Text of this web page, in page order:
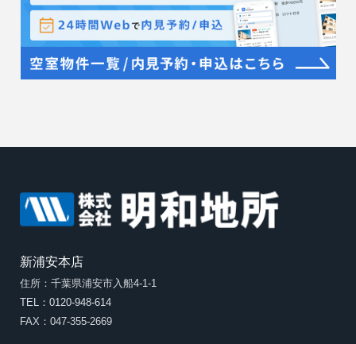
新浦安本店
住所：千葉県浦安市入船4-1-1
TEL：0120-948-614
FAX：047-355-2669